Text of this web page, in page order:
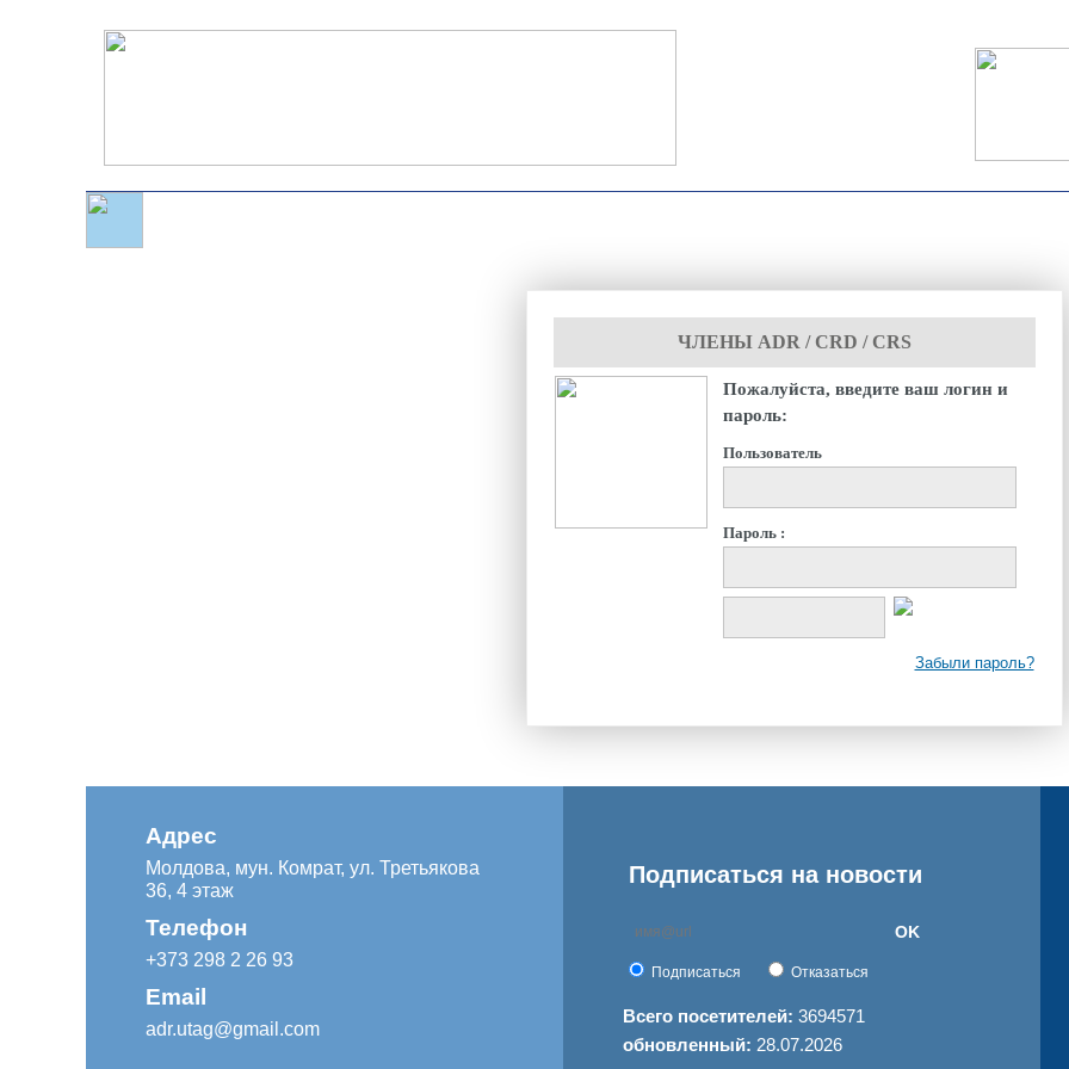
ЧЛЕНЫ ADR / CRD / CRS
Пожалуйста, введите ваш логин и
пароль:
Пользователь
Пароль :
Забыли пароль?
Адрес
Молдова, мун. Комрат, ул. Третьякова
36, 4 этаж
Телефон
+373 298 2 26 93
Email
adr.utag@gmail.com
Подписаться на новости
OK
Подписаться Отказаться
Всего посетителей: 3694571
обновленный: 28.07.2026